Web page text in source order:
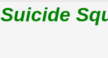
Suicide